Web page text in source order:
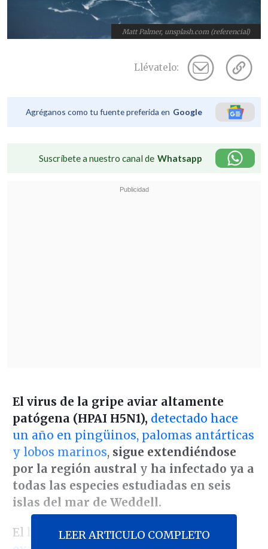
Matt Palmer, unsplash.com (referencial)
Llévatelo:
Agréganos como tu fuente preferida en Google
Suscríbete a nuestro canal de Whatsapp
El virus de la gripe aviar altamente
patógena (HPAI H5N1), detectado hace
un año en pingüinos, palomas antárticas
y lobos marinos, sigue extendiéndose
por la región austral y ha infectado ya a
todas las especies estudiadas en seis
islas del mar de Weddell.
El hallazgo fue realizado poruna
LEER ARTICULO COMPLETO